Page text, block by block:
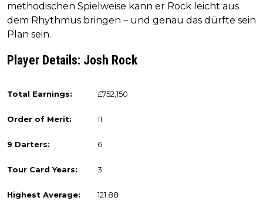
methodischen Spielweise kann er Rock leicht aus
dem Rhythmus bringen – und genau das dürfte sein
Plan sein.
Player Details: Josh Rock
Total Earnings: £752,150
Order of Merit: 11
9 Darters: 6
Tour Card Years: 3
Highest Average: 121.88